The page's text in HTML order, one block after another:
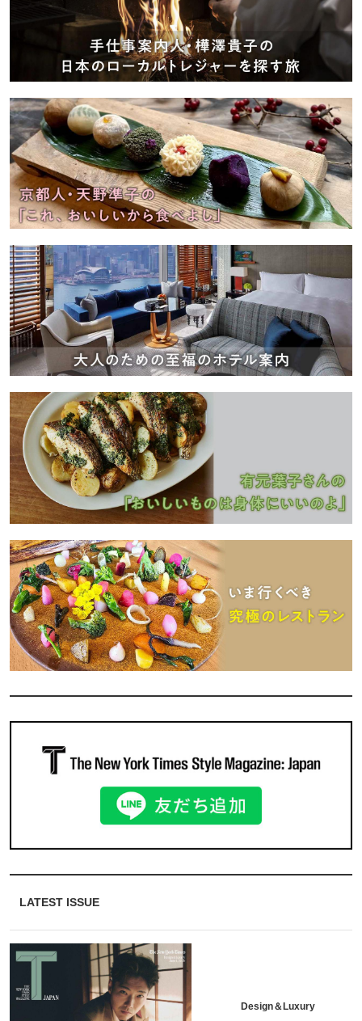
LATEST ISSUE
Design＆Luxury